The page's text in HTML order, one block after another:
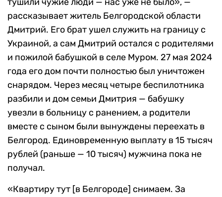
рассказывает житель Белгородской области
Дмитрий. Его брат ушел служить на границу с
Украиной, а сам Дмитрий остался с родителями
и пожилой бабушкой в селе Муром. 27 мая 2024
года его дом почти полностью был уничтожен
снарядом. Через месяц четыре беспилотника
разбили и дом семьи Дмитрия — бабушку
увезли в больницу с ранением, а родители
вместе с сыном были вынуждены переехать в
Белгород. Единовременную выплату в 15 тысяч
рублей (раньше — 10 тысяч) мужчина пока не
получал.
«Квартиру тут [в Белгороде] снимаем. За